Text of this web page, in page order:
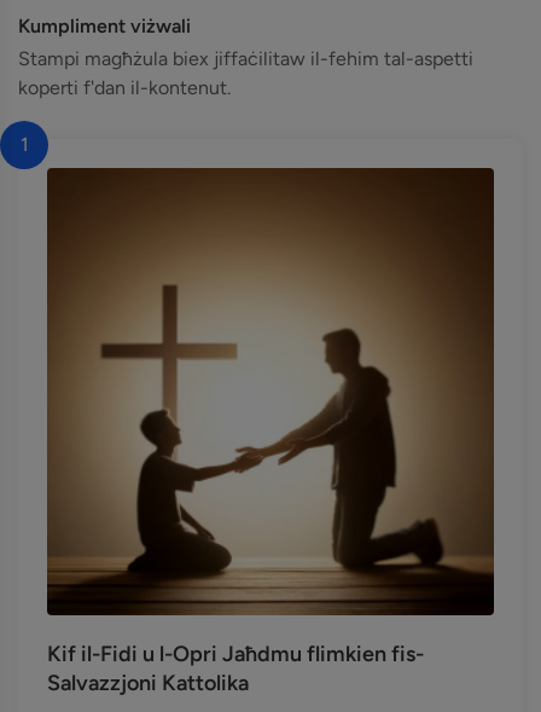
Kumpliment viżwali
Stampi magħżula biex jiffaċilitaw il-fehim tal-aspetti
koperti f'dan il-kontenut.
Kif il-Fidi u l-Opri Jaħdmu flimkien fis-
Salvazzjoni Kattolika
1